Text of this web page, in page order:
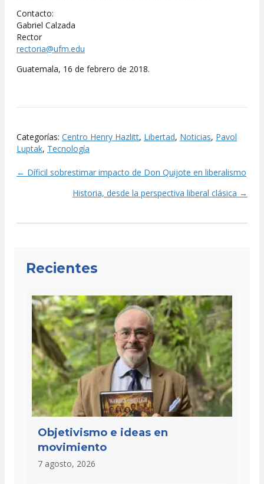
Contacto:
Gabriel Calzada
Rector
rectoria@ufm.edu
Guatemala, 16 de febrero de 2018.
Categorías: Centro Henry Hazlitt, Libertad, Noticias, Pavol
Luptak, Tecnología
Posts
navigation
← Díficil sobrestimar impacto de Don Quijote en liberalismo
Historia, desde la perspectiva liberal clásica →
Recientes
Objetivismo e ideas en
movimiento
7 agosto, 2026